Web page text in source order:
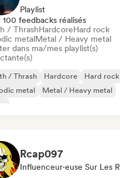
Playlist
100 feedbacks réalisés
/ ThrashHardcoreHard rock
metalMetal / Heavy metal
dans ma/mes playlist(s)
/ Thrash Hardcore
Hard rock
metal
Metal / Heavy metal
Rcap097